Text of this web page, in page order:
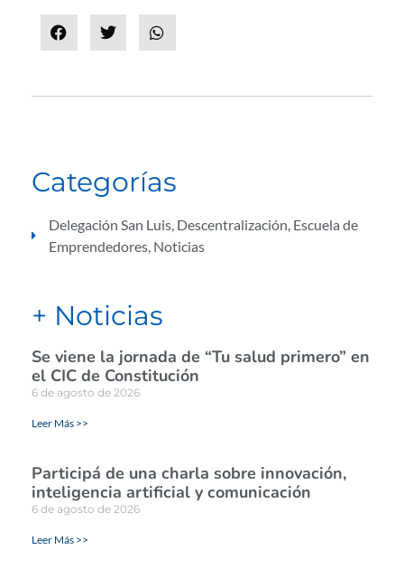
Categorías
Delegación San Luis, Descentralización, Escuela de
Emprendedores, Noticias
+ Noticias
Se viene la jornada de “Tu salud primero” en
el CIC de Constitución
6 de agosto de 2026
Leer Más >>
Participá de una charla sobre innovación,
inteligencia artificial y comunicación
6 de agosto de 2026
Leer Más >>